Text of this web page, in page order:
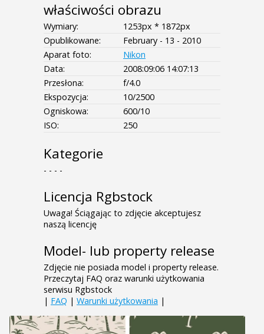
właściwości obrazu
Wymiary:
1253px * 1872px
Opublikowane:
February - 13 - 2010
Aparat foto:
Nikon
Data:
2008:09:06 14:07:13
Przesłona:
f/4.0
Ekspozycja:
10/2500
Ogniskowa:
600/10
ISO:
250
Kategorie
- - - -
Licencja Rgbstock
Uwaga! Ściągając to zdjęcie akceptujesz
naszą licencję
Model- lub property release
Zdjęcie nie posiada model i property release.
Przeczytaj FAQ oraz warunki użytkowania
serwisu Rgbstock
| FAQ | Warunki użytkowania |